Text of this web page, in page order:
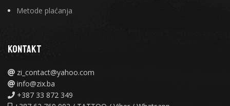
Metode plaćanja
KONTAKT
zi_contact@yahoo.com
info@zix.ba
+387 33 872 349